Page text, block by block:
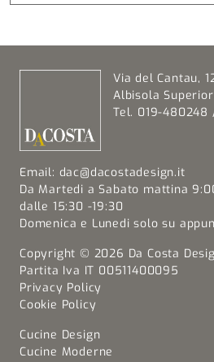
Via del Cantau,
Albisola
Tel. 019-480248
Email: dac@dacostadesign.it
Da Martedi a Sabato mattina
dalle 15:30 -19:30
Domenica e Lunedi solo su
Copyright © 2026 Da Costa
Partita Iva IT 00511400095
Privacy Policy
Cookie Policy
Cucine Design
Cucine Moderne